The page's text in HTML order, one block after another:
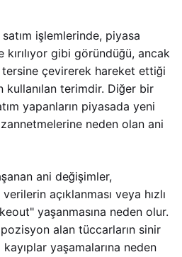
işlemlerinde, piyasa
gibi göründüğü, ancak
tersine çevirerek hareket ettiği
kullanılan terimdir. Diğer bir
yapanların piyasada yeni
zannetmelerine neden olan ani
ani değişimler,
açıklanması veya hızlı
yaşanmasına neden olur.
alan tüccarların sinir
yaşamalarına neden